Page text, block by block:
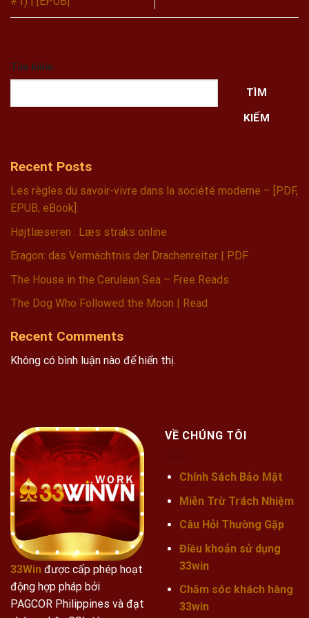
Tìm kiếm
TÌM
KIẾM
Recent Posts
Les règles du savoir-vivre dans la société moderne – [PDF,
EPUB, eBook]
Højtlæseren : Læs straks online
Eragon: das Vermächtnis der Drachenreiter | PDF
The House in the Cerulean Sea – Free Reads
The Dog Who Followed the Moon | Read
Recent Comments
Không có bình luận nào để hiển thị.
33Win được cấp phép hoạt
động hợp pháp bởi
PAGCOR Philippines và đạt
VỀ CHÚNG TÔI
Chính Sách Bảo Mật
Miễn Trừ Trách Nhiệm
Câu Hỏi Thường Gặp
Điều khoản sử dụng
33win
Chăm sóc khách hàng
33win